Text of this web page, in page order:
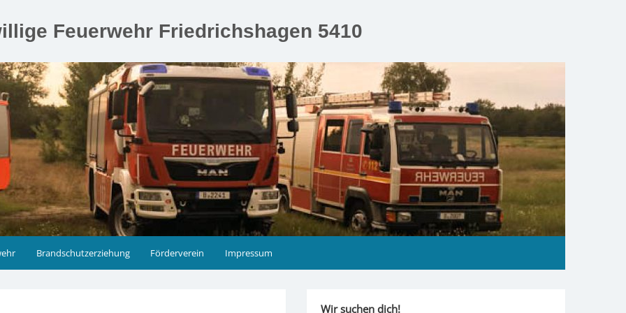
Feuerwehr Friedrichshagen 5410
Brandschutzerziehung Förderverein Impressum
Wir suchen dich!